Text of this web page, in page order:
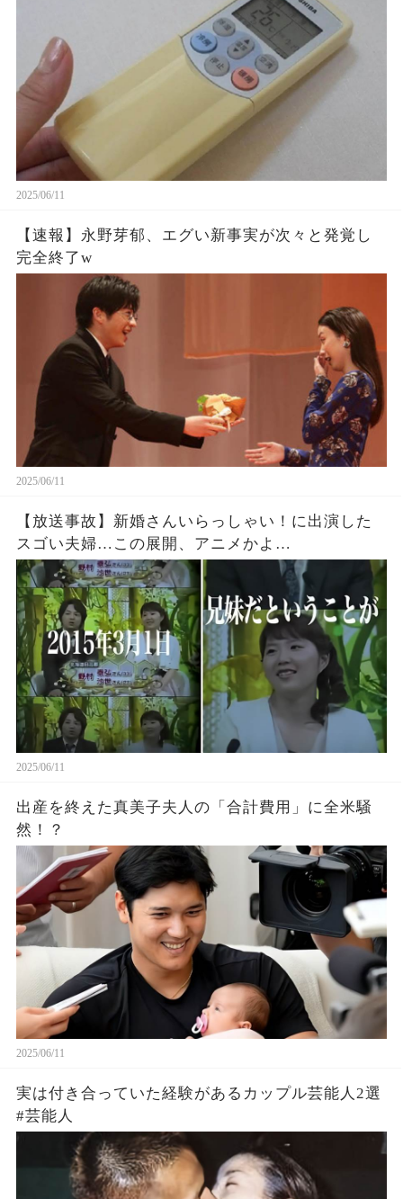
2025/06/11
【速報】永野芽郁、エグい新事実が次々と発覚し
完全終了w
2025/06/11
【放送事故】新婚さんいらっしゃい！に出演した
スゴい夫婦…この展開、アニメかよ…
2025/06/11
出産を終えた真美子夫人の「合計費用」に全米騒
然！？
2025/06/11
実は付き合っていた経験があるカップル芸能人2選
#芸能人